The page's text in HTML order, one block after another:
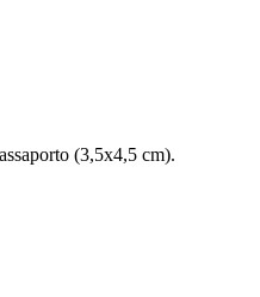
(3,5x4,5 cm).